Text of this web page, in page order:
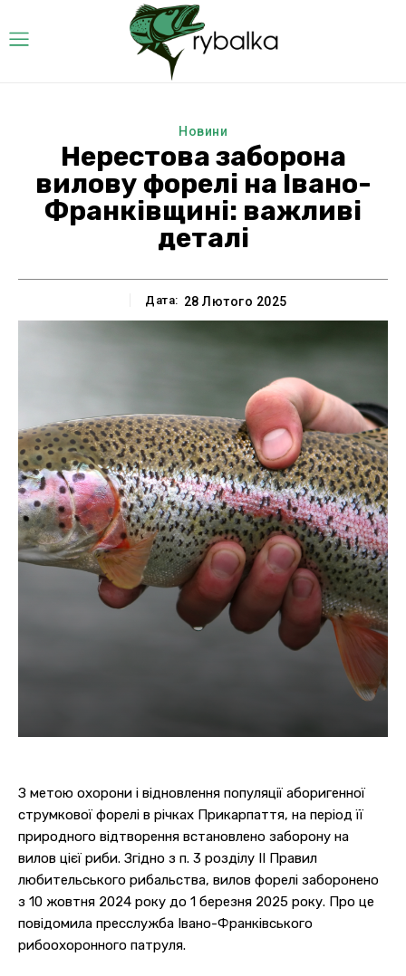
Новини
Нерестова заборона
вилову форелі на Івано-
Франківщині: важливі
деталі
Дата: 28 Лютого 2025
З метою охорони і відновлення популяції аборигенної
струмкової форелі в річках Прикарпаття, на період її
природного відтворення встановлено заборону на
вилов цієї риби. Згідно з п. 3 розділу II Правил
любительського рибальства, вилов форелі заборонено
з 10 жовтня 2024 року до 1 березня 2025 року. Про це
повідомила пресслужба Івано-Франківського
рибоохоронного патруля.